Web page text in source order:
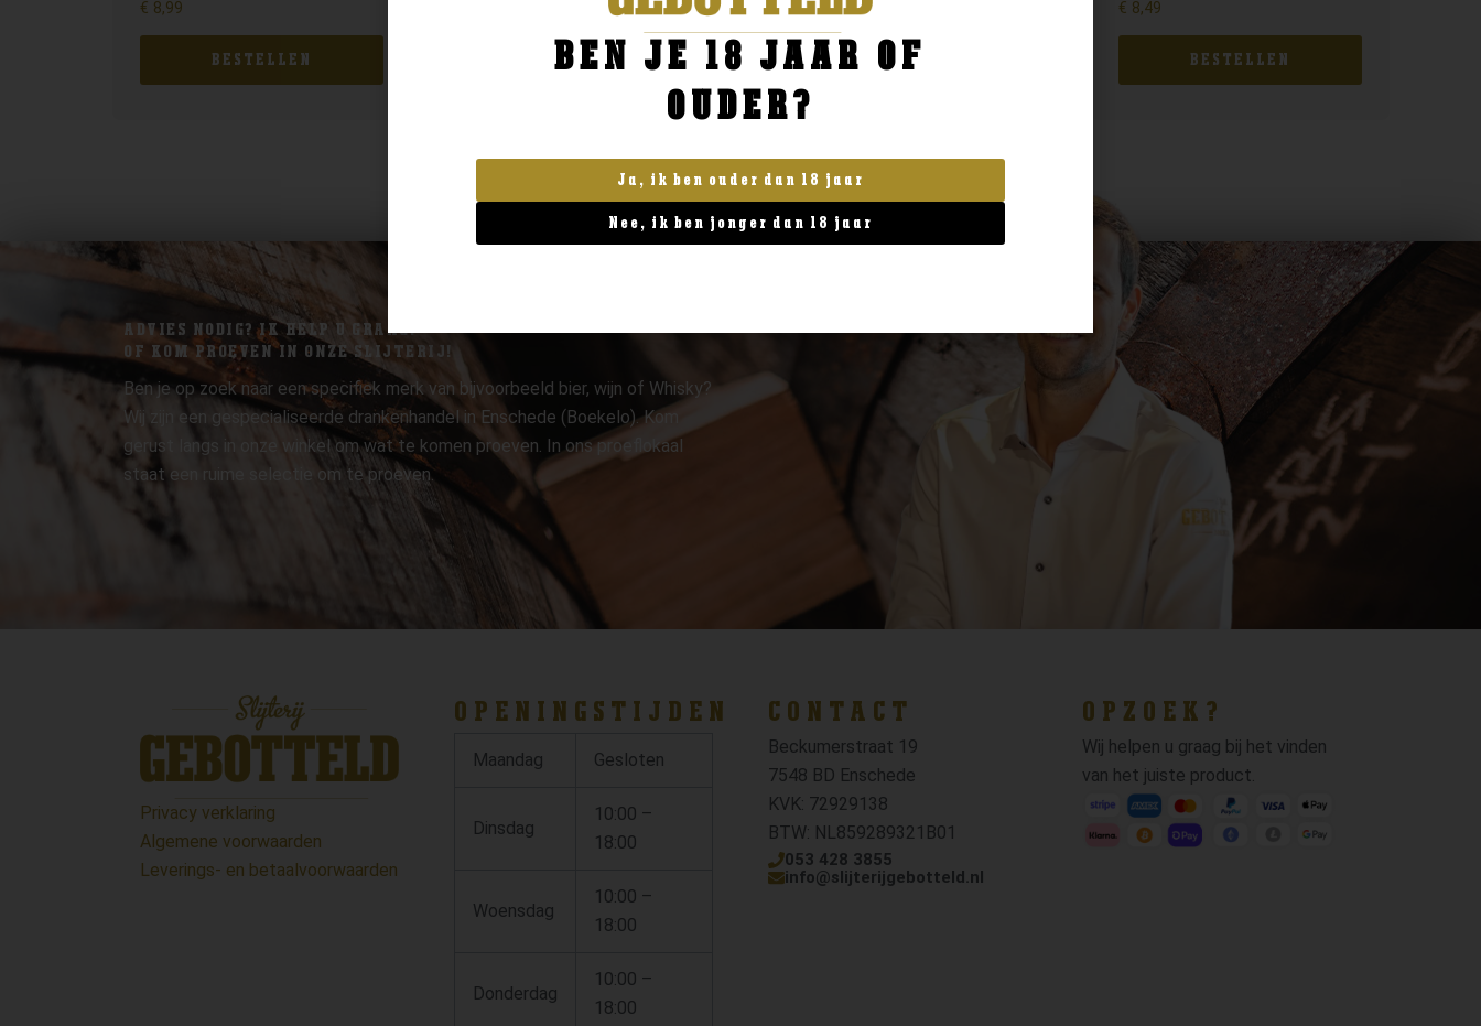
€ 8,99
BESTELLEN BESTELLEN
9,99
BESTELLEN
€ 8,49
BESTELLEN
ADVIES NODIG? IK HELP U GRAAG.
OF KOM PROEVEN IN ONZE SLIJTERIJ!
Ben je op zoek naar een specifiek merk van bijvoorbeeld bier, wijn of Whisky?
Wij zijn een gespecialiseerde drankenhandel in Enschede (Boekelo). Kom
gerust langs in onze winkel om wat te komen proeven. In ons proeflokaal
staat een ruime selectie om te proeven.
Privacy verklaring
Algemene voorwaarden
Leverings- en betaalvoorwaarden
OPENINGSTIJDEN
Maandag Gesloten
Dinsdag
10:00 –
18:00
Woensdag
10:00 –
18:00
Donderdag
10:00 –
18:00
CONTACT
Beckumerstraat 19
7548 BD Enschede
KVK: 72929138
BTW: NL859289321B01
053 428 3855
info@slijterijgebotteld.nl
OPZOEK?
Wij helpen u graag bij het vinden
van het juiste product.
BEN JE 18 JAAR OF
OUDER?
Ja, ik ben ouder dan 18 jaar
Nee, ik ben jonger dan 18 jaar